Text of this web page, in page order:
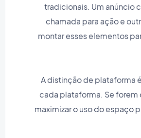
tradicionais. Um anúncio
chamada para ação e
montar esses elementos
A distinção de plataforma
cada plataforma. Se
maximizar o uso do espaço